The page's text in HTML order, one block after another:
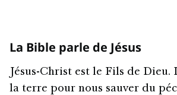
La Bible parle de Jésus
Jésus-Christ est le Fils de Dieu.
la terre pour nous sauver du